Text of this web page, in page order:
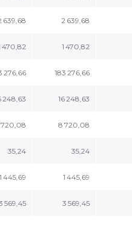
639,68 2 639,68
470,82 1 470,82
276,66 183 276,66
248,63 16 248,63
8 720,08
35,24 35,24
1 445,69 1 445,69
569,45 3 569,45